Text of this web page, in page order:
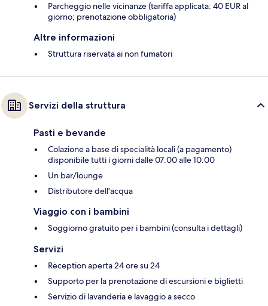
Parcheggio nelle vicinanze (tariffa applicata: 40 EUR al
giorno; prenotazione obbligatoria)
Altre informazioni
Struttura riservata ai non fumatori
Servizi della struttura
Pasti e bevande
Colazione a base di specialità locali (a pagamento)
disponibile tutti i giorni dalle 07:00 alle 10:00
Un bar/lounge
Distributore dell'acqua
Viaggio con i bambini
Soggiorno gratuito per i bambini (consulta i dettagli)
Servizi
Reception aperta 24 ore su 24
Supporto per la prenotazione di escursioni e biglietti
Servizio di lavanderia e lavaggio a secco